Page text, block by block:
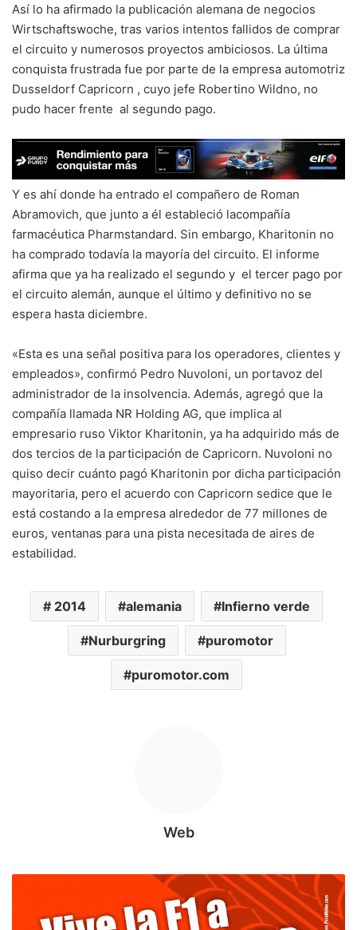
Así lo ha afirmado la publicación alemana de negocios
Wirtschaftswoche, tras varios intentos fallidos de comprar
el circuito y numerosos proyectos ambiciosos. La última
conquista frustrada fue por parte de la empresa automotriz
Dusseldorf Capricorn , cuyo jefe Robertino Wildno, no
pudo hacer frente al segundo pago.
Y es ahí donde ha entrado el compañero de Roman
Abramovich, que junto a él estableció lacompañía
farmacéutica Pharmstandard. Sin embargo, Kharitonin no
ha comprado todavía la mayoría del circuito. El informe
afirma que ya ha realizado el segundo y el tercer pago por
el circuito alemán, aunque el último y definitivo no se
espera hasta diciembre.
«Esta es una señal positiva para los operadores, clientes y
empleados», confirmó Pedro Nuvoloni, un portavoz del
administrador de la insolvencia. Además, agregó que la
compañía llamada NR Holding AG, que implica al
empresario ruso Viktor Kharitonin, ya ha adquirido más de
dos tercios de la participación de Capricorn. Nuvoloni no
quiso decir cuánto pagó Kharitonin por dicha participación
mayoritaria, pero el acuerdo con Capricorn sedice que le
está costando a la empresa alrededor de 77 millones de
euros, ventanas para una pista necesitada de aires de
estabilidad.
2014 alemania Infierno verde
Nurburgring puromotor
puromotor.com
Web